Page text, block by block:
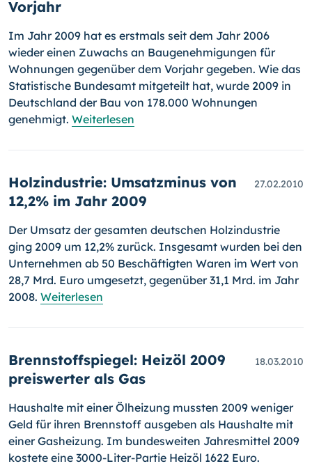
Vorjahr
Im Jahr 2009 hat es erstmals seit dem Jahr 2006
wieder einen Zuwachs an Baugenehmigungen für
Wohnungen gegenüber dem Vorjahr gegeben. Wie das
Statistische Bundesamt mitgeteilt hat, wurde 2009 in
Deutsch­land der Bau von 178.000 Wohnungen
genehmigt. Weiterlesen
Holzindustrie: Umsatzminus von
12,2% im Jahr 2009
27.02.2010
Der Umsatz der gesamten deutschen Holzindustrie
ging 2009 um 12,2% zurück. Insgesamt wurden bei den
Unternehmen ab 50 Beschäftigten Waren im Wert von
28,7 Mrd. Euro umgesetzt, gegenüber 31,1 Mrd. im Jahr
2008. Weiterlesen
Brennstoffspiegel: Heizöl 2009
preiswerter als Gas
18.03.2010
Haushalte mit einer Ölheizung mussten 2009 weniger
Geld für ihren Brennstoff ausgeben als Haushalte mit
einer Gasheizung. Im bundes­wei­ten Jahresmittel 2009
kostete eine 3000-Liter-Partie Heizöl 1622 Euro.